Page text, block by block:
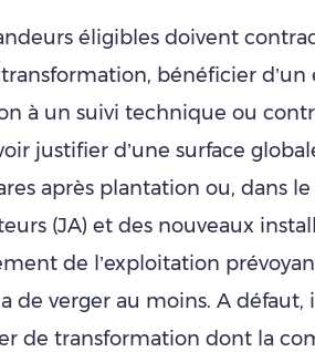
éligibles doivent
bénéficier
à un suivi technique ou
justifier d’une surface
après plantation ou, dans
(JA) et des nouveaux
de l’exploitation
de verger au moins. A défaut,
de transformation dont la